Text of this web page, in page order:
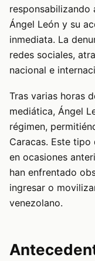
Ángel León y su
inmediata. La
redes sociales,
nacional e
Tras varias horas
mediática, Ángel
régimen,
Caracas. Este
en ocasiones
han enfrentado
ingresar o
venezolano.